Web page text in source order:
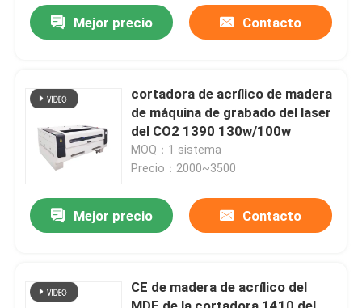
Videos
Sobre nosotros
Mejor precio Contacto
cortadora de acrílico de madera
de máquina de grabado del laser
del CO2 1390 130w/100w
MOQ：1 sistema
Precio：2000~3500
Mejor precio Contacto
CE de madera de acrílico del